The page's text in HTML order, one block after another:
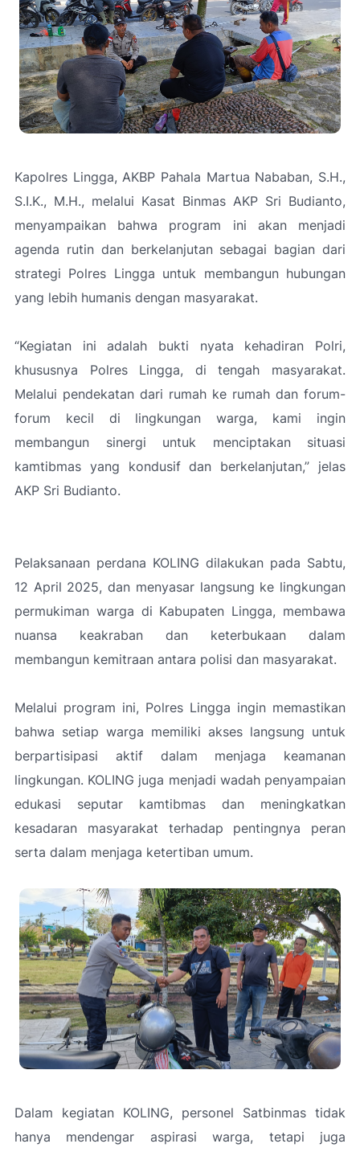
Kapolres Lingga, AKBP Pahala Martua Nababan, S.H.,
S.I.K., M.H., melalui Kasat Binmas AKP Sri Budianto,
menyampaikan bahwa program ini akan menjadi
agenda rutin dan berkelanjutan sebagai bagian dari
strategi Polres Lingga untuk membangun hubungan
yang lebih humanis dengan masyarakat.
“Kegiatan ini adalah bukti nyata kehadiran Polri,
khususnya Polres Lingga, di tengah masyarakat.
Melalui pendekatan dari rumah ke rumah dan forum-
forum kecil di lingkungan warga, kami ingin
membangun sinergi untuk menciptakan situasi
kamtibmas yang kondusif dan berkelanjutan,” jelas
AKP Sri Budianto.
Pelaksanaan perdana KOLING dilakukan pada Sabtu,
12 April 2025, dan menyasar langsung ke lingkungan
permukiman warga di Kabupaten Lingga, membawa
nuansa keakraban dan keterbukaan dalam
membangun kemitraan antara polisi dan masyarakat.
Melalui program ini, Polres Lingga ingin memastikan
bahwa setiap warga memiliki akses langsung untuk
berpartisipasi aktif dalam menjaga keamanan
lingkungan. KOLING juga menjadi wadah penyampaian
edukasi seputar kamtibmas dan meningkatkan
kesadaran masyarakat terhadap pentingnya peran
serta dalam menjaga ketertiban umum.
Dalam kegiatan KOLING, personel Satbinmas tidak
hanya mendengar aspirasi warga, tetapi juga